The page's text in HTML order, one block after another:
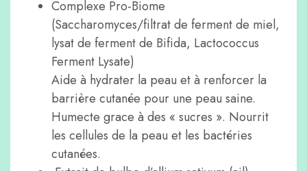
Complexe Pro-Biome
(Saccharomyces/filtrat de ferment de miel,
lysat de ferment de Bifida, Lactococcus
Ferment Lysate)
Aide à hydrater la peau et à renforcer la
barrière cutanée pour une peau saine.
Humecte grace à des « sucres ». Nourrit
les cellules de la peau et les bactéries
cutanées.